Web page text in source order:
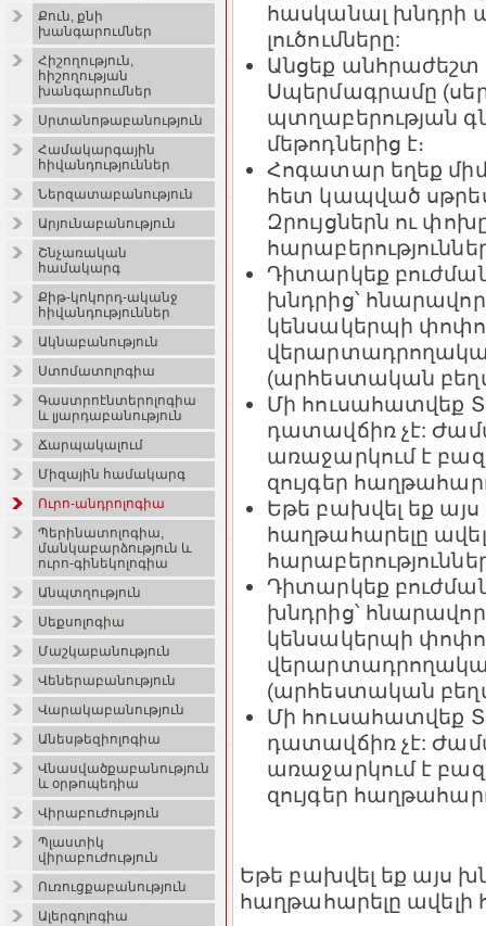
Քուն, քնի
խանգարումներ
Հիշողություն,
հիշողության
խանգարումներ
Սրտանոթաբանություն
Համակարգային
հիվանդություններ
Ներզատաբանություն
Արյունաբանություն
Շնչառական
համակարգ
Քիթ-կոկորդ-ականջ
հիվանդություններ
Ակնաբանություն
Ստոմատոլոգիա
Գաստրոէնտերոլոգիա
և լյարդաբանություն
Ճարպակալում
Միզային համակարգ
Ուրո-անդրոլոգիա
Պերինատոլոգիա,
մանկաբարձություն և
ուրո-գինեկոլոգիա
Անպտղություն
Սեքսոլոգիա
Մաշկաբանություն
Վեներաբանություն
Վարակաբանություն
Անեսթեզիոլոգիա
Վնասվածքաբանություն
և օրթոպեդիա
Վիրաբուժություն
Պլաստիկ
վիրաբուժություն
Ուռուցքաբանություն
Ալերգոլոգիա
հասկանալ խնդրի
լուծումները:
Անցեք անհրաժեշտ
Սպերմագրամը
պտղաբերության
մեթոդներից է։
Հոգատար եղեք
հետ կապված
Զրույցներն ու
Դիտարկեք
խնդրից՝ հնարավոր
կենսակերպի
(արհեստական
Մի հուսահատվեք
դատավճիռ չէ:
առաջարկում է
զույգեր
Եթե բախվել եք այս
հաղթահարելը
Դիտարկեք
խնդրից՝ հնարավոր
կենսակերպի
(արհեստական
Մի հուսահատվեք
դատավճիռ չէ:
առաջարկում է
զույգեր
Եթե բախվել եք այս
հաղթահարելը ավելի